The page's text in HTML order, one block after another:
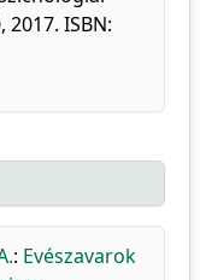
2017. ISBN:
: Evészavarok